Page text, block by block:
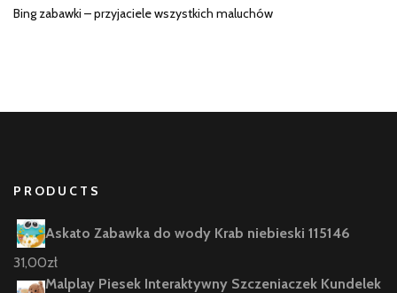
Bing zabawki – przyjaciele wszystkich maluchów
PRODUCTS
Askato Zabawka do wody Krab niebieski 115146
31,00zł
Malplay Piesek Interaktywny Szczeniaczek Kundelek